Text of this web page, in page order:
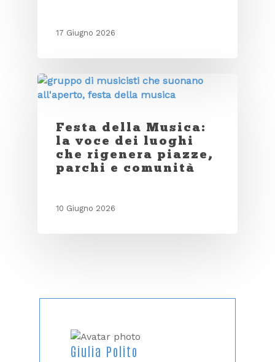
17 Giugno 2026
Festa della Musica:
la voce dei luoghi
che rigenera piazze,
parchi e comunità
10 Giugno 2026
Giulia Polito